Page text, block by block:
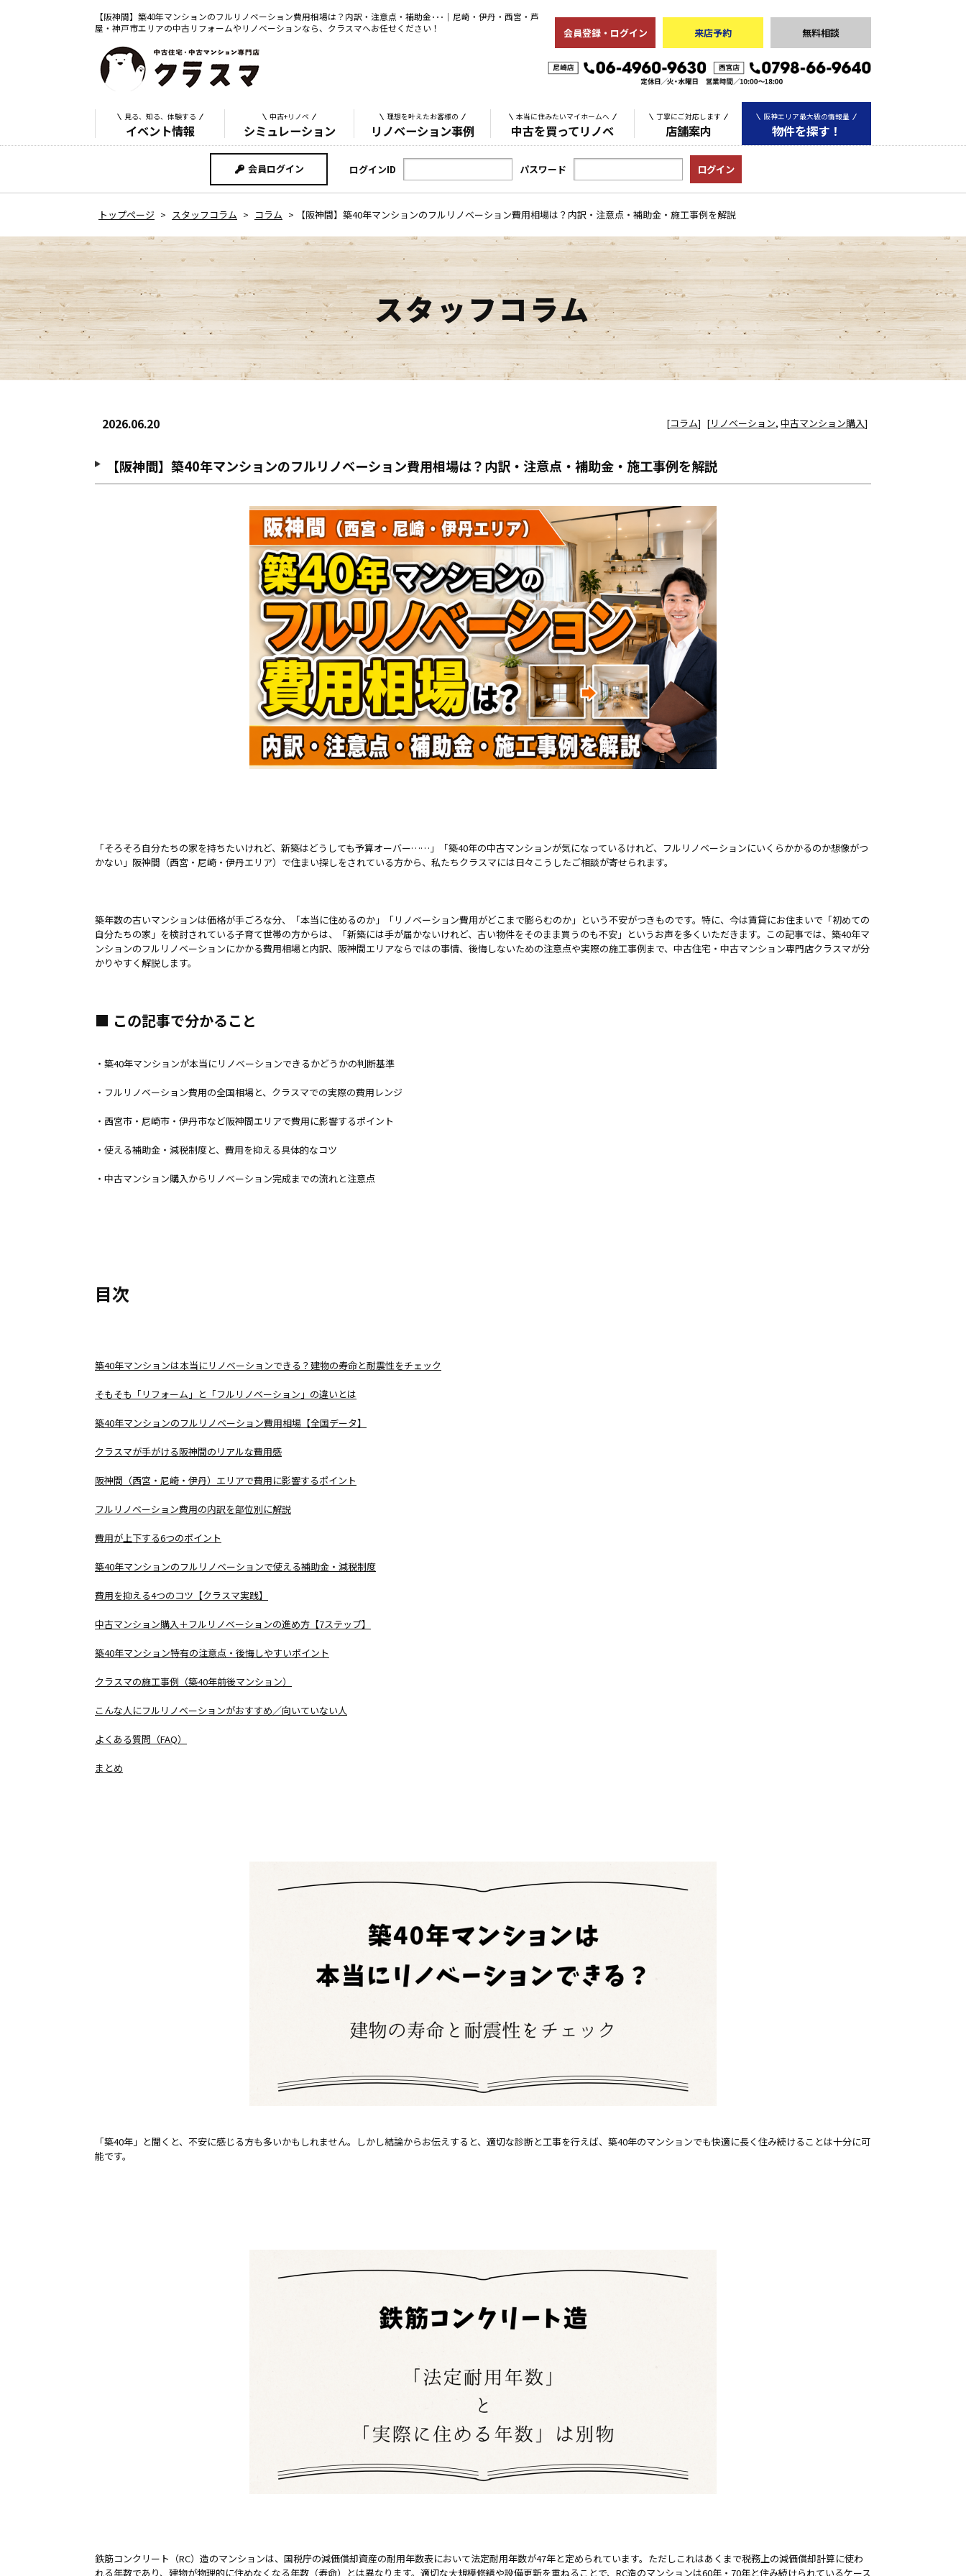
【阪神間】築40年マンションのフルリノベーション費用相場は？内訳・注意点・補助金･･･｜尼崎・伊丹・西宮・芦
屋・神戸市エリアの中古リフォームやリノベーションなら、クラスマへお任せください！
会員登録・ログイン 来店予約 無料相談
見る、知る、体験する
イベント情報
中古+リノベ
シミュレーション
理想を叶えたお客様の
リノベーション事例
本当に住みたいマイホームへ
中古を買ってリノベ
丁寧にご対応します
店舗案内
阪神エリア最大級の情報量
物件を探す！
会員ログイン ログインID パスワード
トップページ > スタッフコラム > コラム > 【阪神間】築40年マンションのフルリノベーション費用相場は？内訳・注意点・補助金・施工事例を解説
スタッフコラム
2026.06.20 [コラム] [リノベーション, 中古マンション購入]
【阪神間】築40年マンションのフルリノベーション費用相場は？内訳・注意点・補助金・施工事例を解説
「そろそろ自分たちの家を持ちたいけれど、新築はどうしても予算オーバー……」「築40年の中古マンションが気になっているけれど、フルリノベーションにいくらかかるのか想像がつ
かない」――阪神間（西宮・尼崎・伊丹エリア）で住まい探しをされている方から、私たちクラスマには日々こうしたご相談が寄せられます。
築年数の古いマンションは価格が手ごろな分、「本当に住めるのか」「リノベーション費用がどこまで膨らむのか」という不安がつきものです。特に、今は賃貸にお住まいで「初めての
自分たちの家」を検討されている子育て世帯の方からは、「新築には手が届かないけれど、古い物件をそのまま買うのも不安」というお声を多くいただきます。この記事では、築40年マ
ンションのフルリノベーションにかかる費用相場と内訳、阪神間エリアならではの事情、後悔しないための注意点や実際の施工事例まで、中古住宅・中古マンション専門店クラスマが分
かりやすく解説します。
■ この記事で分かること
・築40年マンションが本当にリノベーションできるかどうかの判断基準
・フルリノベーション費用の全国相場と、クラスマでの実際の費用レンジ
・西宮市・尼崎市・伊丹市など阪神間エリアで費用に影響するポイント
・使える補助金・減税制度と、費用を抑える具体的なコツ
・中古マンション購入からリノベーション完成までの流れと注意点
目次
築40年マンションは本当にリノベーションできる？建物の寿命と耐震性をチェック
そもそも「リフォーム」と「フルリノベーション」の違いとは
築40年マンションのフルリノベーション費用相場【全国データ】
クラスマが手がける阪神間のリアルな費用感
阪神間（西宮・尼崎・伊丹）エリアで費用に影響するポイント
フルリノベーション費用の内訳を部位別に解説
費用が上下する6つのポイント
築40年マンションのフルリノベーションで使える補助金・減税制度
費用を抑える4つのコツ【クラスマ実践】
中古マンション購入＋フルリノベーションの進め方【7ステップ】
築40年マンション特有の注意点・後悔しやすいポイント
クラスマの施工事例（築40年前後マンション）
こんな人にフルリノベーションがおすすめ／向いていない人
よくある質問（FAQ）
まとめ
「築40年」と聞くと、不安に感じる方も多いかもしれません。しかし結論からお伝えすると、適切な診断と工事を行えば、築40年のマンションでも快適に長く住み続けることは十分に可
能です。
鉄筋コンクリート（RC）造のマンションは、国税庁の減価償却資産の耐用年数表において法定耐用年数が47年と定められています。ただしこれはあくまで税務上の減価償却計算に使わ
れる年数であり、建物が物理的に住めなくなる年数（寿命）とは異なります。適切な大規模修繕や設備更新を重ねることで、RC造のマンションは60年・70年と住み続けられているケース